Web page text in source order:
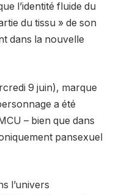
l’identité fluide du
du tissu » de son
dans la nouvelle
9 juin), marque
a été
– bien que dans
pansexuel
l’univers